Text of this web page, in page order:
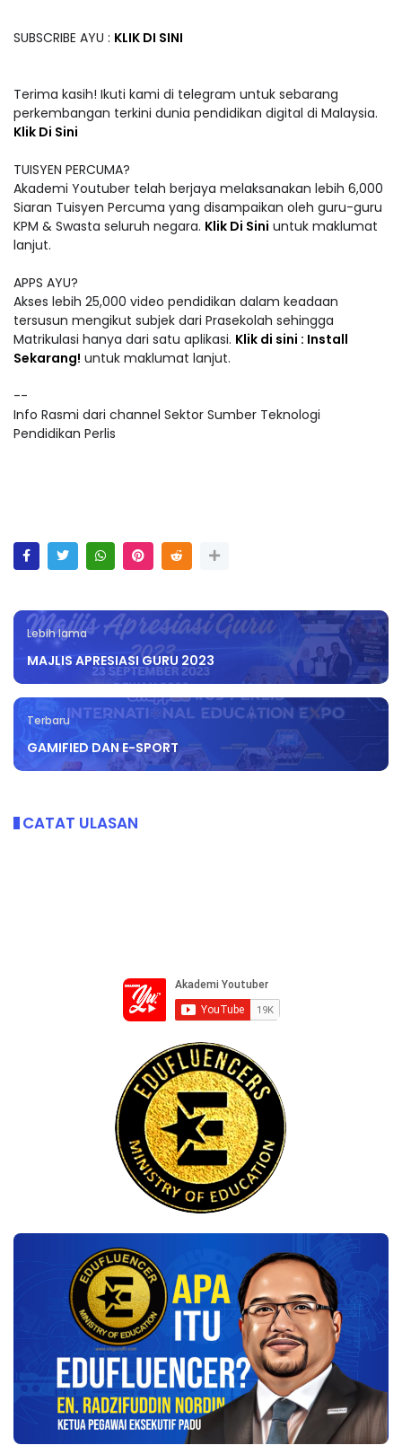
SUBSCRIBE AYU : KLIK DI SINI
Terima kasih! Ikuti kami di telegram untuk sebarang
perkembangan terkini dunia pendidikan digital di Malaysia.
Klik Di Sini
TUISYEN PERCUMA?
Akademi Youtuber telah berjaya melaksanakan lebih 6,000
Siaran Tuisyen Percuma yang disampaikan oleh guru-guru
KPM & Swasta seluruh negara. Klik Di Sini untuk maklumat
lanjut.
APPS AYU?
Akses lebih 25,000 video pendidikan dalam keadaan
tersusun mengikut subjek dari Prasekolah sehingga
Matrikulasi hanya dari satu aplikasi. Klik di sini : Install
Sekarang! untuk maklumat lanjut.
--
Info Rasmi dari channel Sektor Sumber Teknologi
Pendidikan Perlis
Lebih lama
MAJLIS APRESIASI GURU 2023
Terbaru
GAMIFIED DAN E-SPORT
CATAT ULASAN